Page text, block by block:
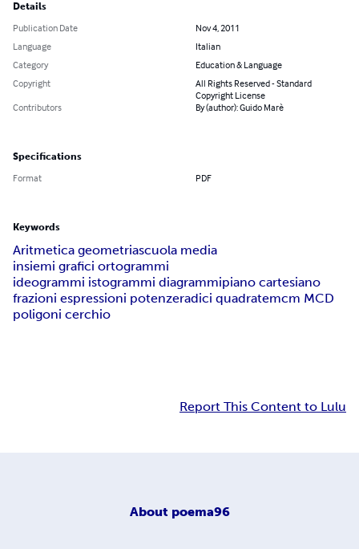
Details
Publication Date
Nov 4, 2011
Language
Italian
Category
Education & Language
Copyright
All Rights Reserved - Standard
Copyright License
Contributors
By (author): Guido Marè
Specifications
Format PDF
Keywords
Aritmetica geometriascuola media
insiemi grafici ortogrammi
ideogrammi istogrammi diagrammipiano cartesiano
frazioni espressioni potenzeradici quadratemcm MCD
poligoni cerchio
Report This Content to Lulu
About poema96